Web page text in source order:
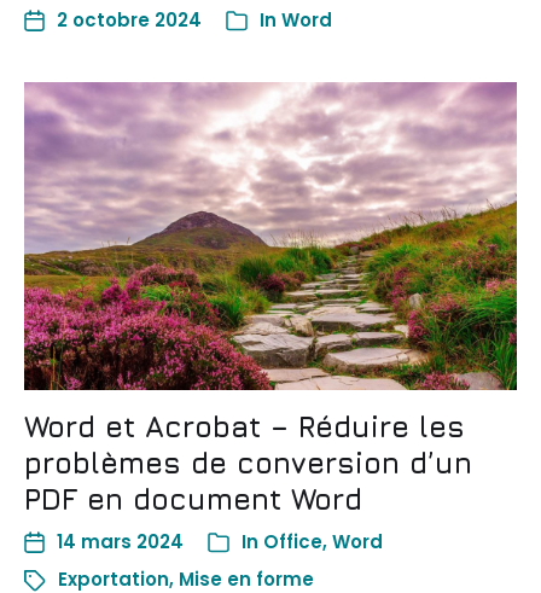
2 octobre 2024 In Word
Word et Acrobat – Réduire les
problèmes de conversion d’un
PDF en document Word
14 mars 2024 In Office,Word
Exportation, Mise en forme